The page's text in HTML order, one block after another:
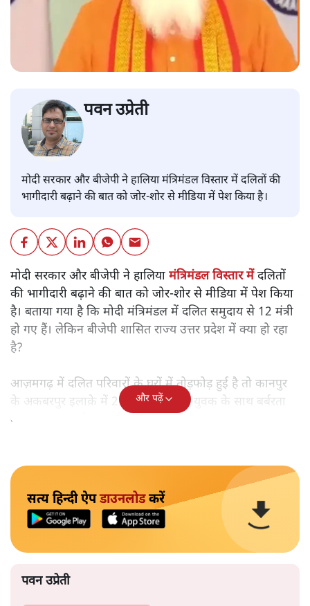
पवन उप्रेती
मोदी सरकार और बीजेपी ने हालिया मंत्रिमंडल विस्तार में दलितों की
भागीदारी बढ़ाने की बात को जोर-शोर से मीडिया में पेश किया है।
मोदी सरकार और बीजेपी ने हालिया मंत्रिमंडल विस्तार मेंदलितों
की भागीदारी बढ़ाने की बात को जोर-शोर से मीडिया में पेश किया
है। बताया गया है कि मोदी मंत्रिमंडल में दलित समुदाय से 12 मंत्री
हो गए हैं। लेकिन बीजेपी शासित राज्य उत्तर प्रदेश में क्या हो रहा
है?
आज़मगढ़ में दलित परिवारों के घरों में तोड़फोड़ हुई है तो कानपुर
के अकबरपुर इलाक़े में 20 साल के दलित युवक के साथ बर्बरता
का वाकया सामने आया है।
और पढ़ें
सत्य हिन्दी ऐपडाउनलोडकरें
पवन उप्रेती